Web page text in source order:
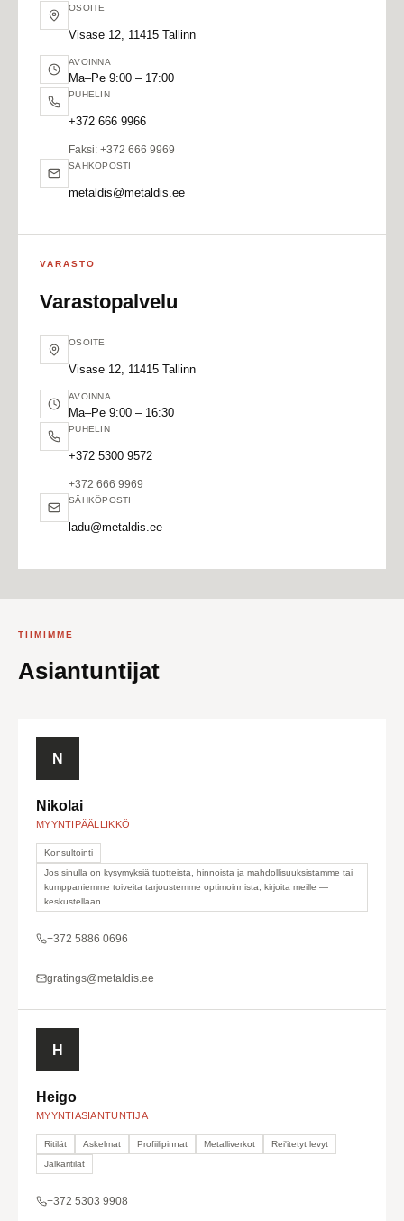
OSOITE
Visase 12, 11415 Tallinn
AVOINNA
Ma–Pe 9:00 – 17:00
PUHELIN
+372 666 9966
Faksi: +372 666 9969
SÄHKÖPOSTI
metaldis@metaldis.ee
VARASTO
Varastopalvelu
OSOITE
Visase 12, 11415 Tallinn
AVOINNA
Ma–Pe 9:00 – 16:30
PUHELIN
+372 5300 9572
+372 666 9969
SÄHKÖPOSTI
ladu@metaldis.ee
TIIMIMME
Asiantuntijat
N
Nikolai
MYYNTIPÄÄLLIKKÖ
Konsultointi
Jos sinulla on kysymyksiä tuotteista, hinnoista ja mahdollisuuksistamme tai
kumppaniemme toiveita tarjoustemme optimoinnista, kirjoita meille —
keskustellaan.
+372 5886 0696
gratings@metaldis.ee
H
Heigo
MYYNTIASIANTUNTIJA
Ritilät Askelmat Profiilipinnat Metalliverkot
Rei'itetyt levyt
Jalkaritilät
+372 5303 9908